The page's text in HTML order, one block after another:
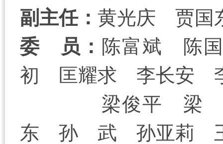
副主任： 黄光庆 贾
委 员： 陈富斌 陈
初 匡耀求 李长安
梁俊平 梁
东 孙 武 孙亚莉